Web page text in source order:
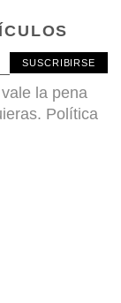
SUSCRIBIRSE
la pena
Política